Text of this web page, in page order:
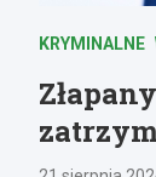
KRYMINALNE